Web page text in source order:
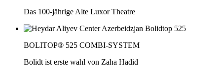
Das 100-jährige Alte Luxor Theatre
BOLITOP® 525 COMBI-SYSTEM
Bolidt ist erste wahl von Zaha Hadid